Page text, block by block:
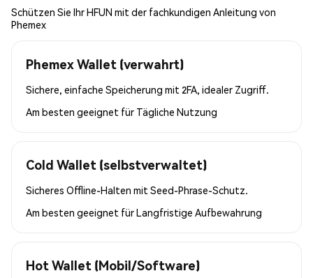
Schützen Sie Ihr HFUN mit der fachkundigen Anleitung von
Phemex
Phemex Wallet (verwahrt)
Sichere, einfache Speicherung mit 2FA, idealer Zugriff.
Am besten geeignet für Tägliche Nutzung
Cold Wallet (selbstverwaltet)
Sicheres Offline-Halten mit Seed-Phrase-Schutz.
Am besten geeignet fürLangfristige Aufbewahrung
Hot Wallet (Mobil/Software)